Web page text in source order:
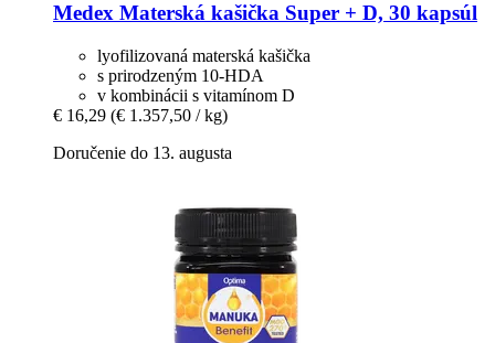
Medex Materská kašička Super + D, 30 kapsúl
lyofilizovaná materská kašička
s prirodzeným 10-HDA
v kombinácii s vitamínom D
€ 16,29 (€ 1.357,50 / kg)
Doručenie do 13. augusta